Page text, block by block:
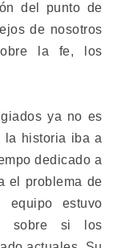
del punto de
de nosotros
la fe, los
ya no es
la historia iba a
dedicado a
el problema de
equipo estuvo
sobre si los